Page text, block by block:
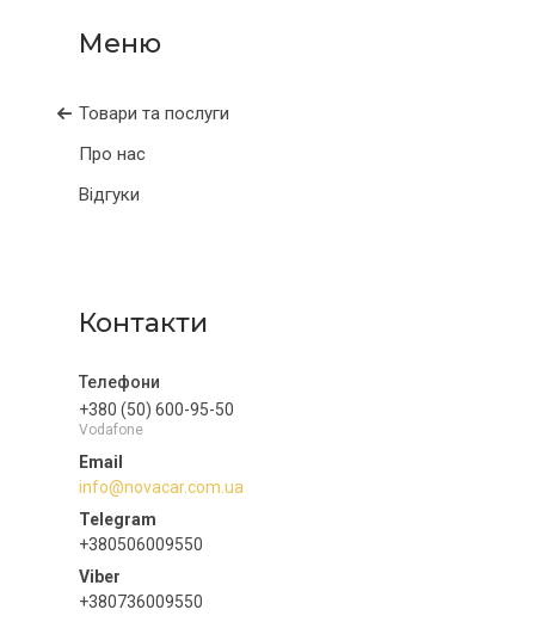
Товари та послуги
Про нас
Відгуки
Контакти
+380 (50) 600-95-50
Vodafone
info@novacar.com.ua
+380506009550
+380736009550